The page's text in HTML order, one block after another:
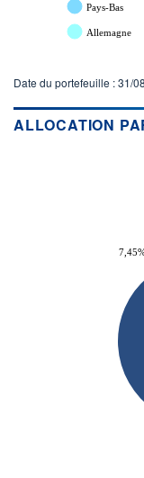
Pays-Bas
Allemagne
Date du portefeuille : 31/
ALLOCATION